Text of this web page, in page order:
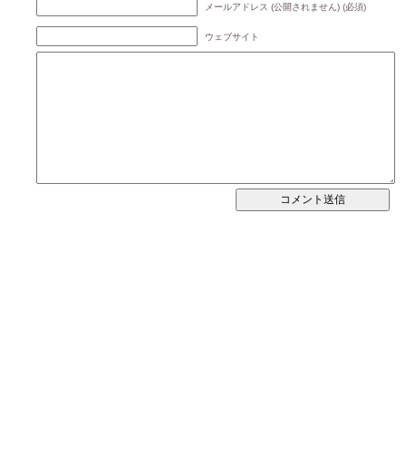
メールアドレス (公開されません) (必須)
ウェブサイト